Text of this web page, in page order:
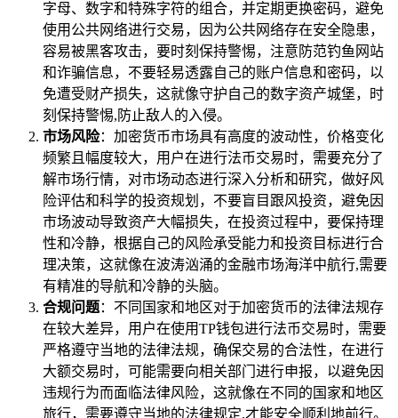
字母、数字和特殊字符的组合，并定期更换密码，避免
使用公共网络进行交易，因为公共网络存在安全隐患，
容易被黑客攻击，要时刻保持警惕，注意防范钓鱼网站
和诈骗信息，不要轻易透露自己的账户信息和密码，以
免遭受财产损失，这就像守护自己的数字资产城堡，时
刻保持警惕,防止敌人的入侵。
市场风险：加密货币市场具有高度的波动性，价格变化
频繁且幅度较大，用户在进行法币交易时，需要充分了
解市场行情，对市场动态进行深入分析和研究，做好风
险评估和科学的投资规划，不要盲目跟风投资，避免因
市场波动导致资产大幅损失，在投资过程中，要保持理
性和冷静，根据自己的风险承受能力和投资目标进行合
理决策，这就像在波涛汹涌的金融市场海洋中航行,需要
有精准的导航和冷静的头脑。
合规问题：不同国家和地区对于加密货币的法律法规存
在较大差异，用户在使用TP钱包进行法币交易时，需要
严格遵守当地的法律法规，确保交易的合法性，在进行
大额交易时，可能需要向相关部门进行申报，以避免因
违规行为而面临法律风险，这就像在不同的国家和地区
旅行，需要遵守当地的法律规定,才能安全顺利地前行。